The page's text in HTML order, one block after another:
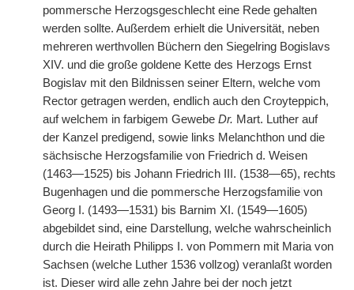
pommersche Herzogsgeschlecht eine Rede gehalten
werden sollte. Außerdem erhielt die Universität, neben
mehreren werthvollen Büchern den Siegelring Bogislavs
XIV. und die große goldene Kette des Herzogs Ernst
Bogislav mit den Bildnissen seiner Eltern, welche vom
Rector getragen werden, endlich auch den Croyteppich,
auf welchem in farbigem Gewebe Dr. Mart. Luther auf
der Kanzel predigend, sowie links Melanchthon und die
sächsische Herzogsfamilie von Friedrich d. Weisen
(1463—1525) bis Johann Friedrich III. (1538—65), rechts
Bugenhagen und die pommersche Herzogsfamilie von
Georg I. (1493—1531) bis Barnim XI. (1549—1605)
abgebildet sind, eine Darstellung, welche wahrscheinlich
durch die Heirath Philipps I. von Pommern mit Maria von
Sachsen (welche Luther 1536 vollzog) veranlaßt worden
ist. Dieser wird alle zehn Jahre bei der noch jetzt